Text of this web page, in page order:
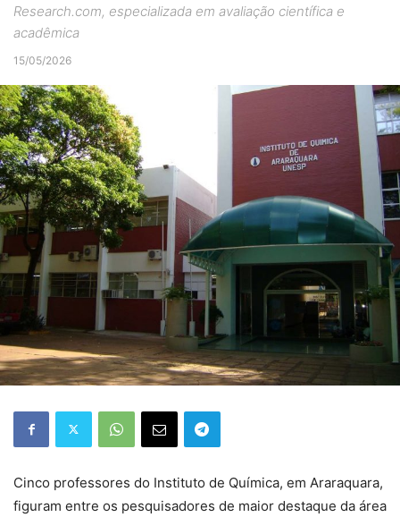
Research.com, especializada em avaliação científica e
acadêmica
15/05/2026
Cinco professores do Instituto de Química, em Araraquara,
figuram entre os pesquisadores de maior destaque da área